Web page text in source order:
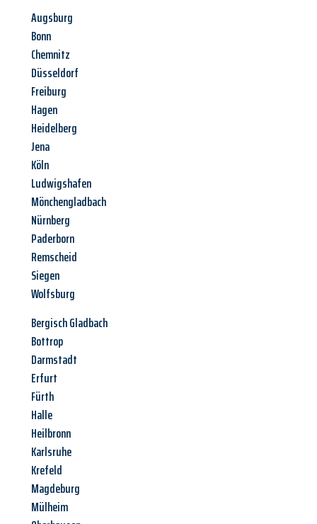
Augsburg
Bonn
Chemnitz
Düsseldorf
Freiburg
Hagen
Heidelberg
Jena
Köln
Ludwigshafen
Mönchengladbach
Nürnberg
Paderborn
Remscheid
Siegen
Wolfsburg
Bergisch Gladbach
Bottrop
Darmstadt
Erfurt
Fürth
Halle
Heilbronn
Karlsruhe
Krefeld
Magdeburg
Mülheim